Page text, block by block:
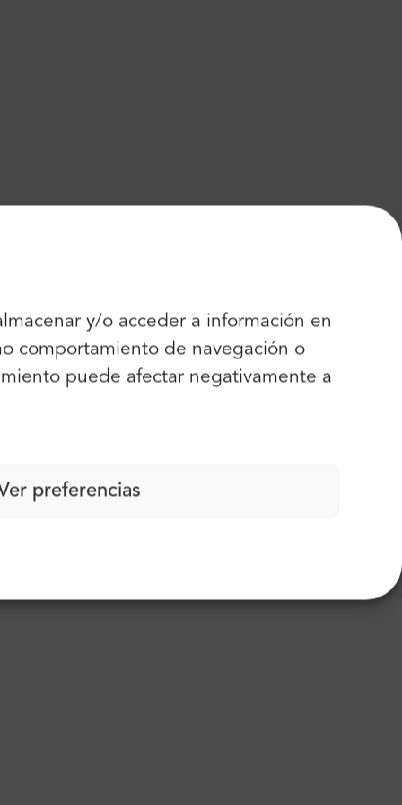
y/o acceder a información en
comportamiento de navegación o
puede afectar negativamente a
preferencias